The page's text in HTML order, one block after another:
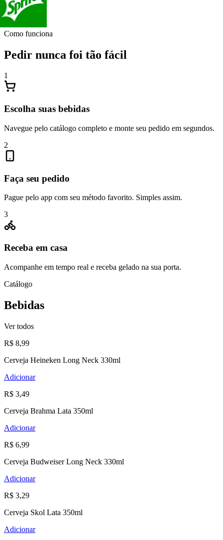
Como funciona
Pedir nunca foi tão fácil
1
Escolha suas bebidas
Navegue pelo catálogo completo e monte seu pedido em segundos.
2
Faça seu pedido
Pague pelo app com seu método favorito. Simples assim.
3
Receba em casa
Acompanhe em tempo real e receba gelado na sua porta.
Catálogo
Bebidas
Ver todos
R$ 8,99
Cerveja Heineken Long Neck 330ml
Adicionar
R$ 3,49
Cerveja Brahma Lata 350ml
Adicionar
R$ 6,99
Cerveja Budweiser Long Neck 330ml
Adicionar
R$ 3,29
Cerveja Skol Lata 350ml
Adicionar